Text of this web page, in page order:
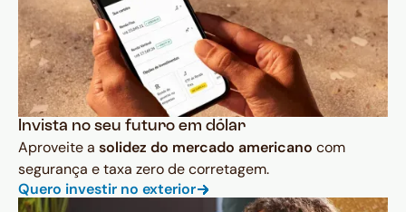
Invista no seu futuro em dólar
Aproveite a solidez do mercado americano com
segurança e taxa zero de corretagem.
Quero investir no exterior